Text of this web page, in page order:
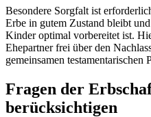
Besondere Sorgfalt ist
Erbe in gutem Zustand bleibt
Kinder optimal vorbereitet ist.
Ehepartner frei über den
gemeinsamen testamentarischen
Fragen der
berücksichtigen